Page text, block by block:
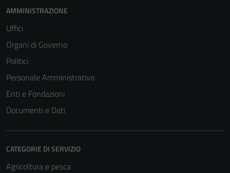
AMMINISTRAZIONE
Uffici
Organi di Governo
Politici
Personale Amministrativo
Enti e Fondazioni
Documenti e Dati
CATEGORIE DI SERVIZIO
Agricoltura e pesca